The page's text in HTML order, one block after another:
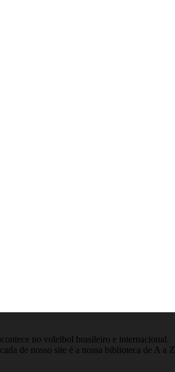
no voleibol brasileiro e internacional.
de nosso site é a nossa biblioteca de A a Z